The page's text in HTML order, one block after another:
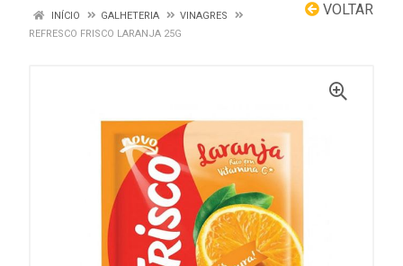
VOLTAR
INÍCIO GALHETERIA
VINAGRES
REFRESCO FRISCO LARANJA 25G